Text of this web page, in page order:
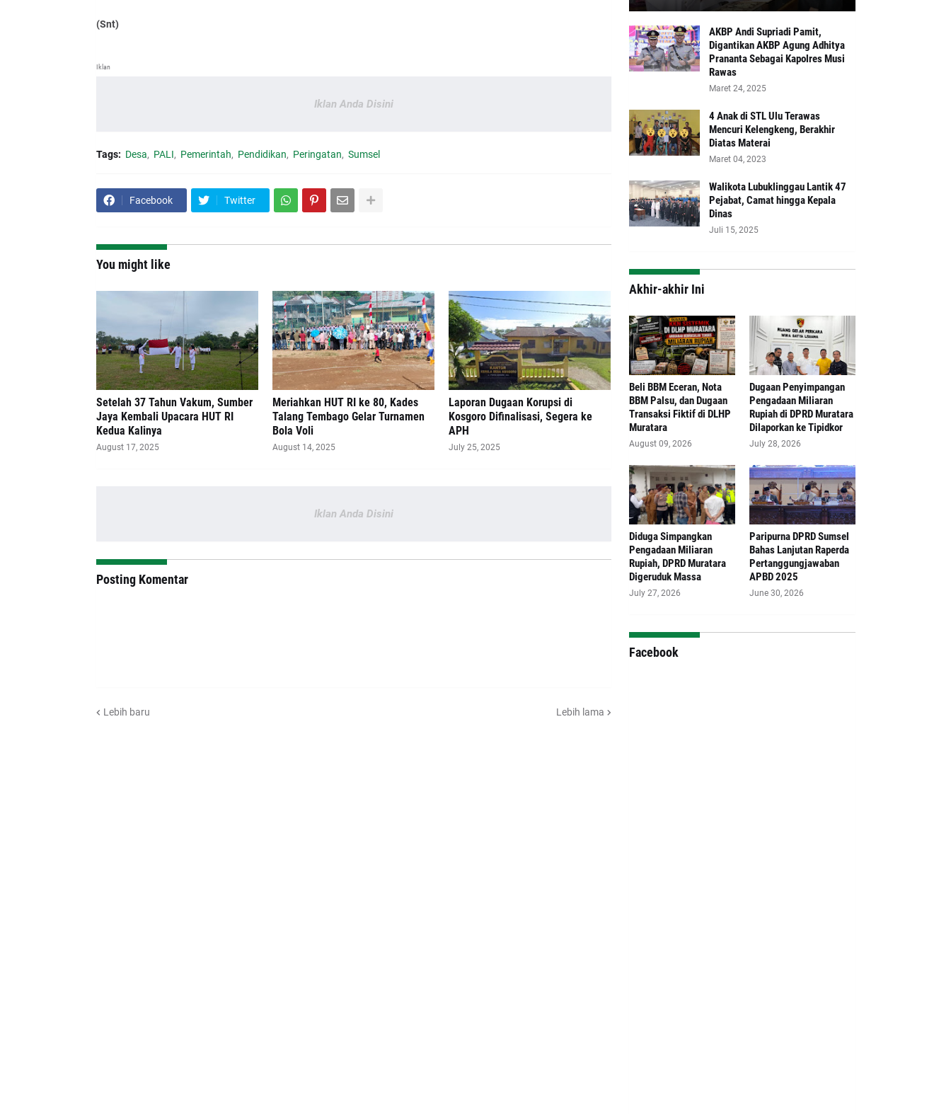
(Snt)
Iklan
Iklan Anda Disini
Tags: Desa PALI Pemerintah Pendidikan Peringatan Sumsel
Facebook Twitter
You might like
Setelah 37 Tahun Vakum, Sumber
Jaya Kembali Upacara HUT RI
Kedua Kalinya
August 17, 2025
Meriahkan HUT RI ke 80, Kades
Talang Tembago Gelar Turnamen
Bola Voli
August 14, 2025
Laporan Dugaan Korupsi di
Kosgoro Difinalisasi, Segera ke
APH
July 25, 2025
Iklan Anda Disini
Posting Komentar
Lebih baru Lebih lama
AKBP Andi Supriadi Pamit,
Digantikan AKBP Agung Adhitya
Prananta Sebagai Kapolres Musi
Rawas
Maret 24, 2025
4 Anak di STL Ulu Terawas
Mencuri Kelengkeng, Berakhir
Diatas Materai
Maret 04, 2023
Walikota Lubuklinggau Lantik 47
Pejabat, Camat hingga Kepala
Dinas
Juli 15, 2025
Akhir-akhir Ini
‎Beli BBM Eceran, Nota
BBM Palsu, dan Dugaan
Transaksi Fiktif di DLHP
Muratara
August 09, 2026
‎Dugaan Penyimpangan
Pengadaan Miliaran
Rupiah di DPRD Muratara
Dilaporkan ke Tipidkor
July 28, 2026
Diduga Simpangkan
Pengadaan Miliaran
Rupiah, DPRD Muratara
Digeruduk Massa
July 27, 2026
Paripurna DPRD Sumsel
Bahas Lanjutan Raperda
Pertanggungjawaban
APBD 2025
June 30, 2026
Facebook